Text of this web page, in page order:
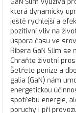
která dynamicky
ještě rychlejší a
pozitivní vliv na
úspora času ve
Ribera GaN Slim
Chraňte životní
Šetřete peníze a
galia (GaN) nám
energetickou
spotřebu energie,
poruchy i při